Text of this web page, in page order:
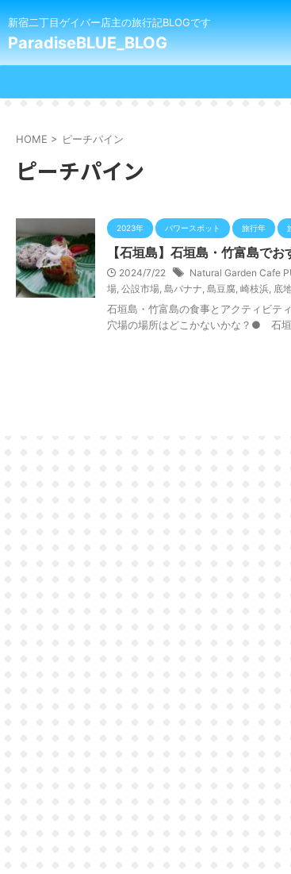
新宿二丁目ゲイバー店主の旅行記BLOGです
ParadiseBLUE_BLOG
HOME > ピーチパイン
ピーチパイン
2023年 パワースポット 旅行年
【石垣島】石垣島・竹富島で
2024/7/22 Natural Garden Cafe
場, 公設市場, 島バナナ, 島豆腐, 崎枝浜, 底
石垣島・竹富島の食事とアクティビ
穴場の場所はどこかないかな？● 石